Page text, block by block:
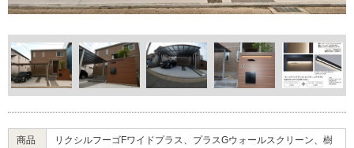
商品
リクシルフーゴFワイドプラス、プラスGウォールスクリーン、樹